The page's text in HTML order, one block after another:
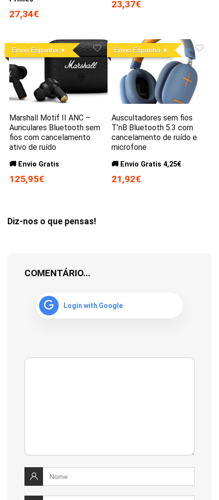
27,34€
23,37€
Envio Espanha
Marshall Motif II ANC –
Auriculares Bluetooth sem
fios com cancelamento
ativo de ruído
🚚 Envio Gratis
125,95€
Envio Espanha
Auscultadores sem fios
T’nB Bluetooth 5.3 com
cancelamento de ruído e
microfone
🚚 Envio Gratis 4,25€
21,92€
Diz-nos o que pensas!
COMENTÁRIO...
Login with Google